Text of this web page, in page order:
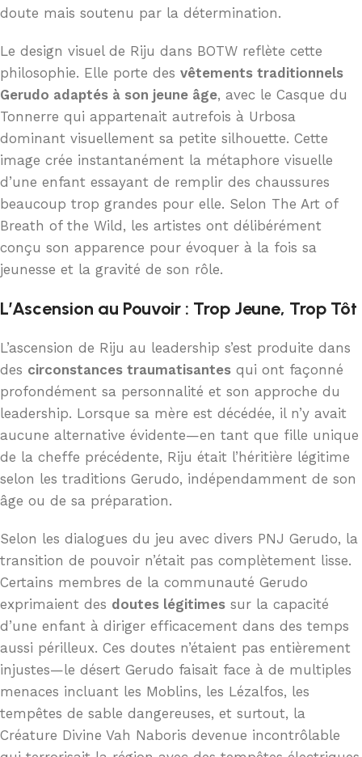
doute mais soutenu par la détermination.
Le design visuel de Riju dans BOTW reflète cette
philosophie. Elle porte des vêtements traditionnels
Gerudo adaptés à son jeune âge, avec le Casque du
Tonnerre qui appartenait autrefois à Urbosa
dominant visuellement sa petite silhouette. Cette
image crée instantanément la métaphore visuelle
d’une enfant essayant de remplir des chaussures
beaucoup trop grandes pour elle. Selon The Art of
Breath of the Wild, les artistes ont délibérément
conçu son apparence pour évoquer à la fois sa
jeunesse et la gravité de son rôle.
L’Ascension au Pouvoir : Trop Jeune, Trop Tôt
L’ascension de Riju au leadership s’est produite dans
des circonstances traumatisantes qui ont façonné
profondément sa personnalité et son approche du
leadership. Lorsque sa mère est décédée, il n’y avait
aucune alternative évidente—en tant que fille unique
de la cheffe précédente, Riju était l’héritière légitime
selon les traditions Gerudo, indépendamment de son
âge ou de sa préparation.
Selon les dialogues du jeu avec divers PNJ Gerudo, la
transition de pouvoir n’était pas complètement lisse.
Certains membres de la communauté Gerudo
exprimaient des doutes légitimes sur la capacité
d’une enfant à diriger efficacement dans des temps
aussi périlleux. Ces doutes n’étaient pas entièrement
injustes—le désert Gerudo faisait face à de multiples
menaces incluant les Moblins, les Lézalfos, les
tempêtes de sable dangereuses, et surtout, la
Créature Divine Vah Naboris devenue incontrôlable